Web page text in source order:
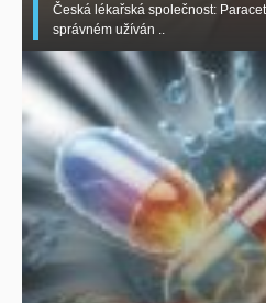
Česká lékařská společnost:
správném užíván ..